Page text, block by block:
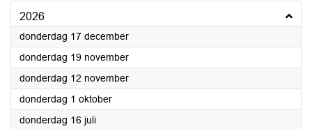
2026
donderdag 17 december2026
donderdag 19 november2026
donderdag 12 november2026
donderdag 1 oktober2026
donderdag 16 juli2026